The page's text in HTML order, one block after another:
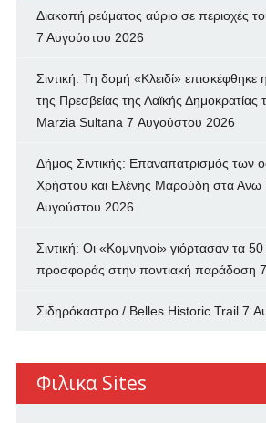
Διακοπή ρεύματος αύριο σε περιοχές
7 Αυγούστου 2026
Σιντική: Τη δομή «Κλειδί» επισκέφθηκε
της Πρεσβείας της Λαϊκής
Marzia Sultana 7 Αυγούστου 2026
Δήμος Σιντικής: Επαναπατρισμός
Χρήστου και Ελένης Μαρούδη στα Ανω
Αυγούστου 2026
Σιντική: Οι «Κομνηνοί» γιόρτασαν τα 50
προσφοράς στην ποντιακή παράδοση
Σιδηρόκαστρο / Belles Historic Trail 7
Φιλικα Sites